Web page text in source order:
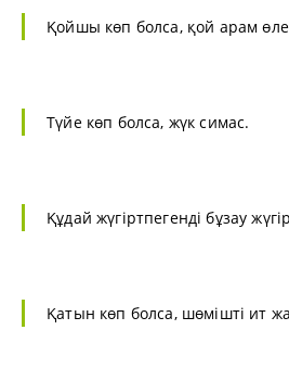
Қойшы көп болса, қой арам
Түйе көп болса, жүк симас.
Құдай жүгіртпегенді бұзау
Қатын көп болса, шөмішті ит